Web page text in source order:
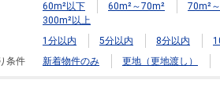
60m²以下 60m²～70m² 70m²
300m²以上
1分以内 5分以内 8分以内
条件
新着物件のみ 更地（更地渡し）